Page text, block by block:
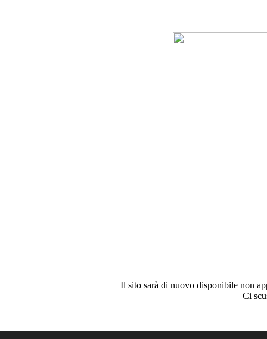
Il sito sarà di nuovo disponibile non
Ci